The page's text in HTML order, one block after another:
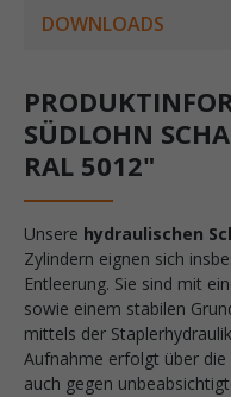
DOWNLOADS
SÜDLOHN
RAL 5012"
Unsere hydraulischen
Zylindern eignen sich
Entleerung. Sie sind mit
sowie einem stabilen
mittels der
Aufnahme erfolgt über die
auch gegen